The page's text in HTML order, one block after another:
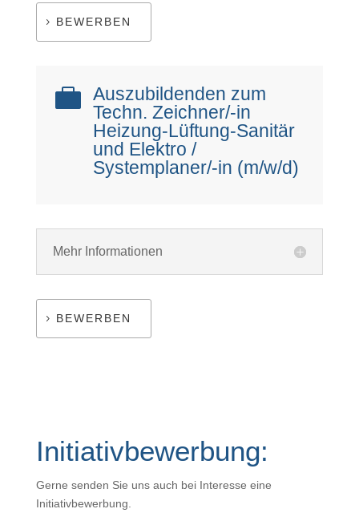
BEWERBEN
 Auszubildenden zum
Techn. Zeichner/-in
Heizung-Lüftung-Sanitär
und Elektro /
Systemplaner/-in (m/w/d)
Mehr Informationen
BEWERBEN
Initiativbewerbung:
Gerne senden Sie uns auch bei Interesse eine
Initiativbewerbung.